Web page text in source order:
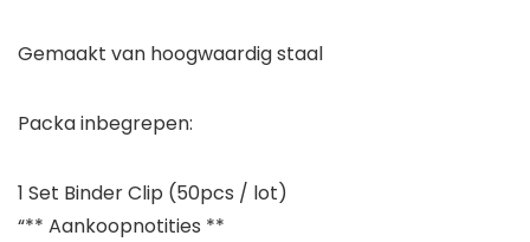
Gemaakt van hoogwaardig staal
Packa inbegrepen:
1 Set Binder Clip (50pcs / lot)
“** Aankoopnotities **